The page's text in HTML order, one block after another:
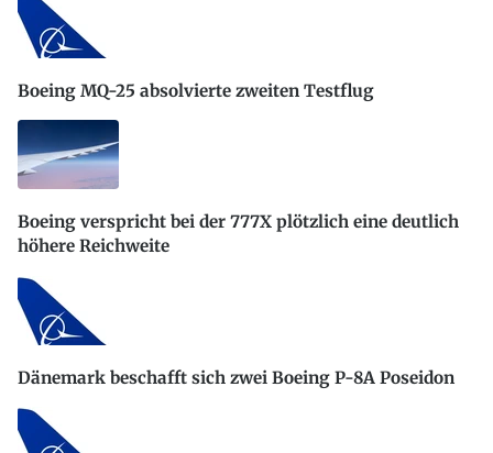
Boeing MQ-25 absolvierte zweiten Testflug
Boeing verspricht bei der 777X plötzlich eine deutlich
höhere Reichweite
Dänemark beschafft sich zwei Boeing P-8A Poseidon